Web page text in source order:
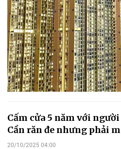
Cấm cửa 5 năm với người
Cần răn đe nhưng phải
20/10/2025 04:00